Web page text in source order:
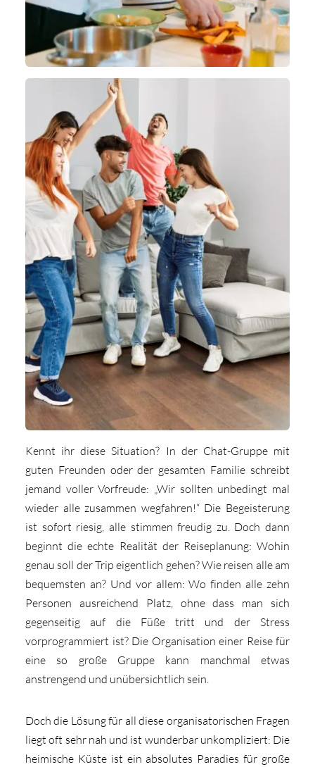
Kennt ihr diese Situation? In der Chat-Gruppe mit
guten Freunden oder der gesamten Familie schreibt
jemand voller Vorfreude: „Wir sollten unbedingt mal
wieder alle zusammen wegfahren!“ Die Begeisterung
ist sofort riesig, alle stimmen freudig zu. Doch dann
beginnt die echte Realität der Reiseplanung: Wohin
genau soll der Trip eigentlich gehen? Wie reisen alle am
bequemsten an? Und vor allem: Wo finden alle zehn
Personen ausreichend Platz, ohne dass man sich
gegenseitig auf die Füße tritt und der Stress
vorprogrammiert ist? Die Organisation einer Reise für
eine so große Gruppe kann manchmal etwas
anstrengend und unübersichtlich sein.
Doch die Lösung für all diese organisatorischen Fragen
liegt oft sehr nah und ist wunderbar unkompliziert: Die
heimische Küste ist ein absolutes Paradies für große